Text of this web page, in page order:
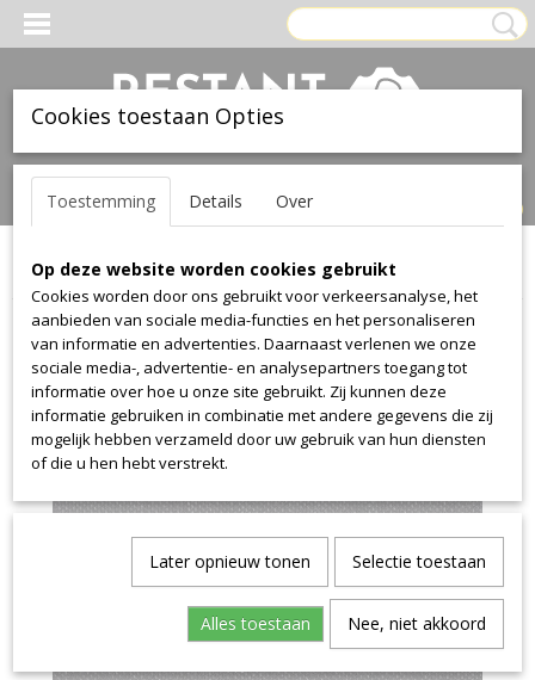
Inloggen Registreren
(0)
Home >Stof>Kvadrat>Clara >Clara 388
Cookies toestaan Opties
Toestemming Details Over
Op deze website worden cookies gebruikt
Cookies worden door ons gebruikt voor verkeersanalyse, het
aanbieden van sociale media-functies en het personaliseren
van informatie en advertenties. Daarnaast verlenen we onze
sociale media-, advertentie- en analysepartners toegang tot
informatie over hoe u onze site gebruikt. Zij kunnen deze
informatie gebruiken in combinatie met andere gegevens die zij
mogelijk hebben verzameld door uw gebruik van hun diensten
of die u hen hebt verstrekt.
Later opnieuw tonen Selectie toestaan
Alles toestaan Nee, niet akkoord